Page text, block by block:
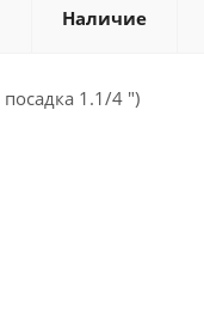
Наличие
1.1/4 ")